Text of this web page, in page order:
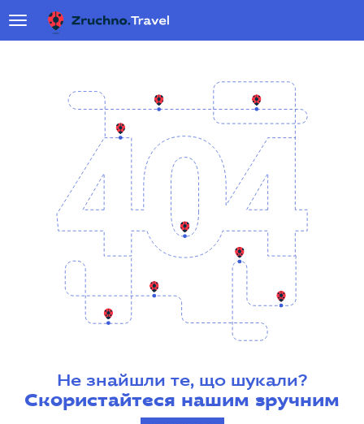
Не знайшли те, що шукали?
Скористайтеся нашим зручним